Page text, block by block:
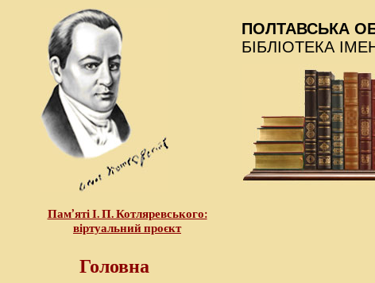
Пам’яті І. П. Котляревського:
віртуальний проєкт
ПОЛТАВСЬКА
БІБЛІОТЕКА
Головна